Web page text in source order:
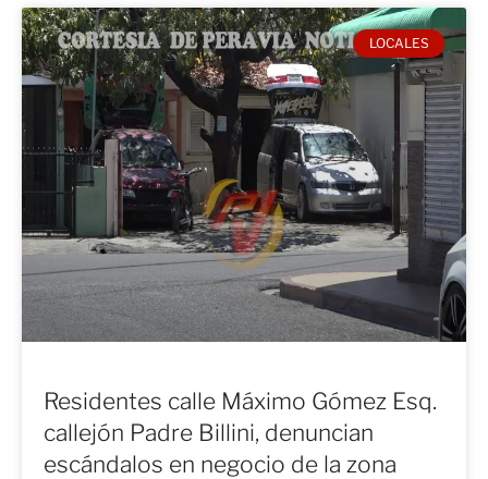
LOCALES
Residentes calle Máximo Gómez Esq.
callejón Padre Billini, denuncian
escándalos en negocio de la zona